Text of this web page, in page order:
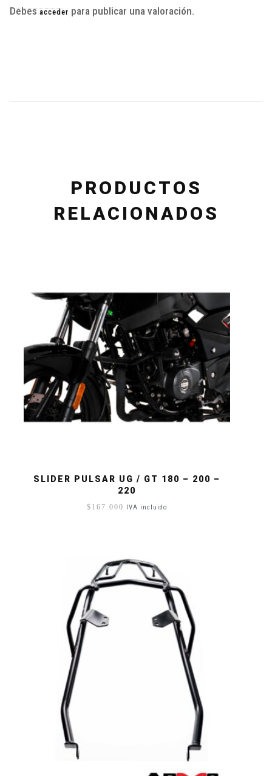
Debesacceder para publicar una valoración.
PRODUCTOS
RELACIONADOS
SLIDER PULSAR UG / GT 180 – 200 –
220
$ 167.000 IVA incluido